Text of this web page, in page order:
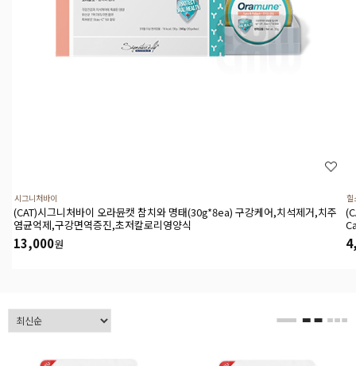
시그니처바이
(CAT)시그니처바이 오라뮨캣 참치와 명태(30g*8ea) 구강케어,치석제거,치주
염균억제,구강면역증진,초저칼로리영양식
13,000원
힐